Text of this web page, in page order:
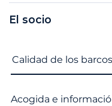
El socio
Nombre del criterio
Calidad de los barcos
Acogida e